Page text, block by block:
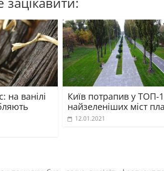
на ванілі
Київ потрапив у ТОП-
найзеленіших міст
12.01.2021